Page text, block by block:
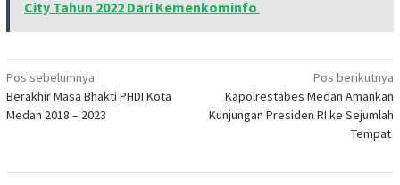
City Tahun 2022 Dari Kemenkominfo
Navigasi
pos
Pos sebelumnya
Berakhir Masa Bhakti PHDI Kota
Medan 2018 – 2023
Pos berikutnya
Kapolrestabes Medan Amankan
Kunjungan Presiden RI ke Sejumlah
Tempat